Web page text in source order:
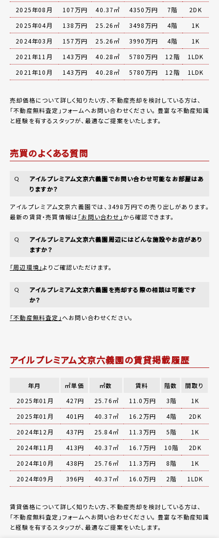
2025年08月
107万円 40.37㎡ 4350万円 7階
2DK
2025年04月
138万円 25.26㎡ 3498万円 4階
1K
2024年03月
157万円 25.26㎡ 3990万円 4階
1K
2021年11月
143万円 40.28㎡ 5780万円 12階
1LDK
2021年10月
143万円 40.28㎡ 5780万円 12階 1LDK
売却価格について詳しく知りたい方、不動産売却を検討している方は、
「不動産無料査定 」フォームへお問い合わせください。 豊富な不動産知識
と経験を有するスタッフが、最適なご提案をいたします。
売買のよくある質問
Q
アイルプレミアム文京六義園でお問い合わせ可能なお部屋はあ
りますか？
アイルプレミアム文京六義園では、3498万円での売り出しがあります。
最新の賃貸・売買情報は「お問い合わせ」 から確認できます。
Q
アイルプレミアム文京六義園周辺にはどんな施設やお店があり
ますか？
「周辺環境」よりご確認いただけます。
Q
アイルプレミアム文京六義園を売却する際の相談は可能です
か？
「不動産無料査定」へお問い合わせください。
アイルプレミアム文京六義園の賃貸掲載履歴
年月 ㎡単価 ㎡数 賃料 階数
間取り
2025年01月
427円 25.76㎡ 11.0万円 3階
1K
2025年01月
401円 40.37㎡ 16.2万円 4階
2DK
2024年12月
437円 25.84㎡ 11.3万円 5階
1K
2024年11月
413円 40.37㎡ 16.7万円 10階
2DK
2024年10月
438円 25.76㎡ 11.3万円 8階
1K
2024年09月
396円 40.37㎡ 16.0万円 2階 1LDK
賃貸価格について詳しく知りたい方、不動産売却を検討している方は、
「不動産無料査定 」フォームへお問い合わせください。 豊富な不動産知識
と経験を有するスタッフが、最適なご提案をいたします。